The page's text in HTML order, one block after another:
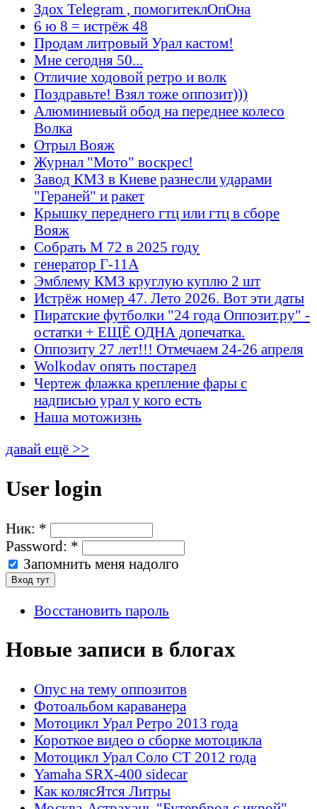
Здох Telegram , помогитеклОпОна
6 ю 8 = истрёж 48
Продам литровый Урал кастом!
Мне сегодня 50...
Отличие ходовой ретро и волк
Поздравьте! Взял тоже оппозит)))
Алюминиевый обод на переднее колесо
Волка
Отрыл Вояж
Журнал "Мото" воскрес!
Завод КМЗ в Киеве разнесли ударами
"Гераней" и ракет
Крышку переднего гтц или гтц в сборе
Вояж
Собрать М 72 в 2025 году
генератор Г-11А
Эмблему КМЗ круглую куплю 2 шт
Истрёж номер 47. Лето 2026. Вот эти даты
Пиратские футболки "24 года Оппозит.ру" -
остатки + ЕЩЁ ОДНА допечатка.
Оппозиту 27 лет!!! Отмечаем 24-26 апреля
Wolkodav опять постарел
Чертеж флажка крепление фары с
надписью урал у кого есть
Наша мотожизнь
давай ещё >>
User login
Ник: *
Password: *
Запомнить меня надолго
Восстановить пароль
Новые записи в блогах
Опус на тему оппозитов
Фотоальбом караванера
Мотоцикл Урал Ретро 2013 года
Короткое видео о сборке мотоцикла
Мотоцикл Урал Соло СТ 2012 года
Yamaha SRX-400 sidecar
Как колясЯтся Литры